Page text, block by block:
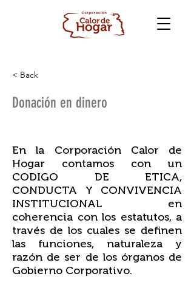
< Back
Donación en dinero
En la Corporación Calor de
Hogar contamos con un
CODIGO DE ETICA,
CONDUCTA Y CONVIVENCIA
INSTITUCIONAL en
coherencia con los estatutos, a
través de los cuales se definen
las funciones, naturaleza y
razón de ser de los órganos de
Gobierno Corporativo.